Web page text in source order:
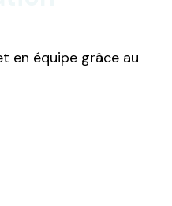
en équipe grâce au